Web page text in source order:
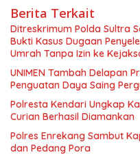
Berita Terkait
Ditreskrimum Polda Sultra
Bukti Kasus Dugaan
Umrah Tanpa Izin ke
UNIMEN Tambah Delapan
Penguatan Daya Saing
Polresta Kendari Ungkap
Curian Berhasil Diamankan
Polres Enrekang Sambut
dan Pedang Pora